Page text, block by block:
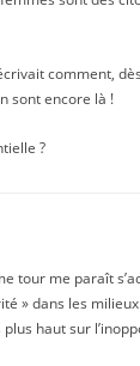
comment,
sont encore là !
?
tour me paraît
» dans les
haut sur